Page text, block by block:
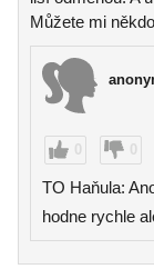
Můžete mi
0 0
TO Haňula:
hodne rychle